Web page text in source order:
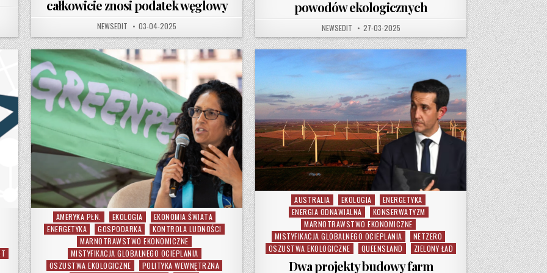
całkowicie znosi podatek węglowy
AUTHOR:
NEWSEDIT PUBLISHED DATE:
03-04-2025
powodów ekologicznych
AUTHOR:
NEWSEDIT PUBLISHED DATE:
27-03-2025
Posted in
AMERYKA PŁN. EKOLOGIA
EKONOMIA ŚWIATA
ENERGETYKA
GOSPODARKA
KONTROLA LUDNOŚCI
MARNOTRAWSTWO EKONOMICZNE
MISTYFIKACJA GLOBALNEGO OCIEPLANIA
OSZUSTWA EKOLOGICZNE
POLITYKA WEWNĘTRZNA
Posted in
AUSTRALIA EKOLOGIA
ENERGETYKA
ENERGIA ODNAWIALNA
KONSERWATYZM
MARNOTRAWSTWO EKONOMICZNE
MISTYFIKACJA GLOBALNEGO OCIEPLANIA
NETZERO
OSZUSTWA EKOLOGICZNE
QUEENSLAND ZIELONY ŁAD
Dwa projekty budowy farm